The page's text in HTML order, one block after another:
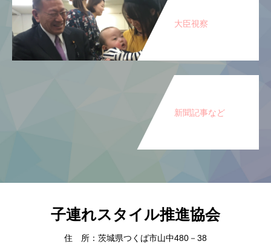
大臣視察
新聞記事など
子連れスタイル推進協会
住 所：茨城県つくば市山中480－38